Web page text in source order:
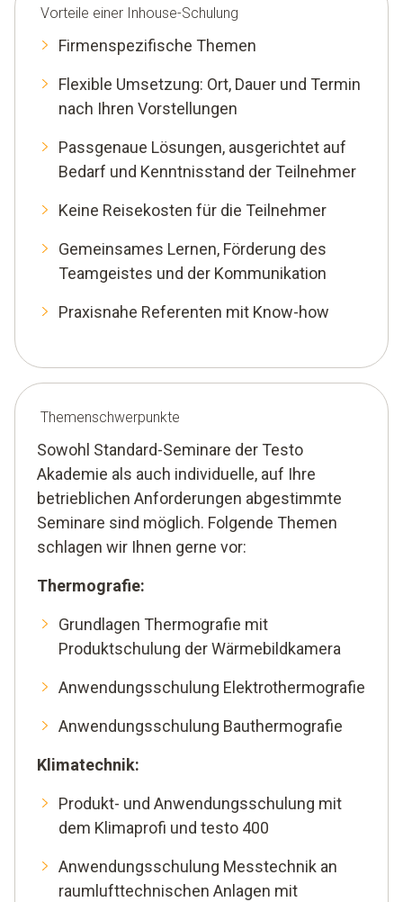
Vorteile einer Inhouse-Schulung
Firmenspezifische Themen
Flexible Umsetzung: Ort, Dauer und Termin
nach Ihren Vorstellungen
Passgenaue Lösungen, ausgerichtet auf
Bedarf und Kenntnisstand der Teilnehmer
Keine Reisekosten für die Teilnehmer
Gemeinsames Lernen, Förderung des
Teamgeistes und der Kommunikation
Praxisnahe Referenten mit Know-how
Themenschwerpunkte
Sowohl Standard-Seminare der Testo
Akademie als auch individuelle, auf Ihre
betrieblichen Anforderungen abgestimmte
Seminare sind möglich. Folgende Themen
schlagen wir Ihnen gerne vor:
Thermografie:
Grundlagen Thermografie mit
Produktschulung der Wärmebildkamera
Anwendungsschulung Elektrothermografie
Anwendungsschulung Bauthermografie
Klimatechnik:
Produkt- und Anwendungsschulung mit
dem Klimaprofi und testo 400
Anwendungsschulung Messtechnik an
raumlufttechnischen Anlagen mit